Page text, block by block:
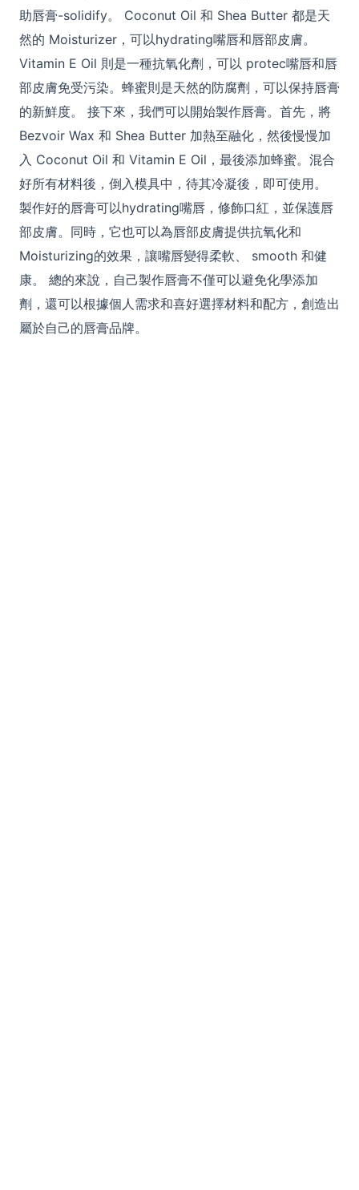
助唇膏-solidify。 Coconut Oil 和 Shea Butter 都是天
然的 Moisturizer，可以hydrating嘴唇和唇部皮膚。
Vitamin E Oil 則是一種抗氧化劑，可以 protec嘴唇和唇
部皮膚免受污染。蜂蜜則是天然的防腐劑，可以保持唇膏
的新鮮度。 接下來，我們可以開始製作唇膏。首先，將
Bezvoir Wax 和 Shea Butter 加熱至融化，然後慢慢加
入 Coconut Oil 和 Vitamin E Oil，最後添加蜂蜜。混合
好所有材料後，倒入模具中，待其冷凝後，即可使用。
製作好的唇膏可以hydrating嘴唇，修飾口紅，並保護唇
部皮膚。同時，它也可以為唇部皮膚提供抗氧化和
Moisturizing的效果，讓嘴唇變得柔軟、 smooth 和健
康。 總的來說，自己製作唇膏不僅可以避免化學添加
劑，還可以根據個人需求和喜好選擇材料和配方，創造出
屬於自己的唇膏品牌。